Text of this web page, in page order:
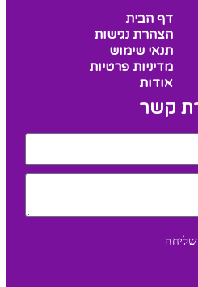
דף הבית
הצהרת נגישות
תנאי שימוש
מדיניות פרטיות
אודות
קשר
שליחה